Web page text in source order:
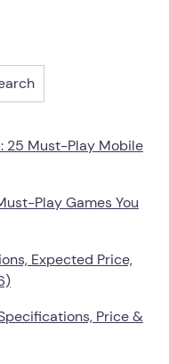
25 Must-Play Mobile
Play Games You
Expected Price,
Price &